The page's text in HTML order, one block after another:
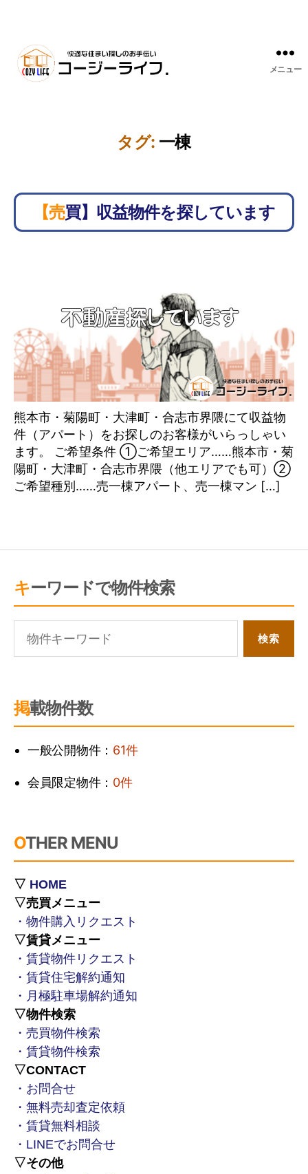
メニュー
タグ: 一棟
【売買】収益物件を探しています
熊本市・菊陽町・大津町・合志市界隈にて収益物
件（アパート）をお探しのお客様がいらっしゃい
ます。 ご希望条件 ①ご希望エリア……熊本市・菊
陽町・大津町・合志市界隈（他エリアでも可）②
ご希望種別……売一棟アパート、売一棟マン […]
キーワードで物件検索
掲載物件数
一般公開物件： 61件
会員限定物件： 0件
OTHER MENU
▽ HOME
▽売買メニュー
・物件購入リクエスト
▽賃貸メニュー
・賃貸物件リクエスト
・賃貸住宅解約通知
・月極駐車場解約通知
▽物件検索
・売買物件検索
・賃貸物件検索
▽CONTACT
・お問合せ
・無料売却査定依頼
・賃貸無料相談
・LINEでお問合せ
▽その他